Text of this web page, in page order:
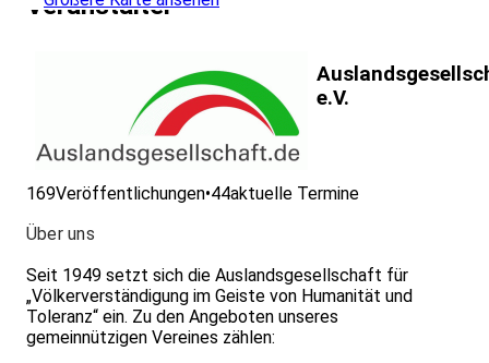
e.V.
169Veröffentlichungen•44aktuelle Termine
Über uns
Seit 1949 setzt sich die Auslandsgesellschaft für
„Völkerverständigung im Geiste von Humanität und
Toleranz“ ein. Zu den Angeboten unseres
gemeinnützigen Vereines zählen: